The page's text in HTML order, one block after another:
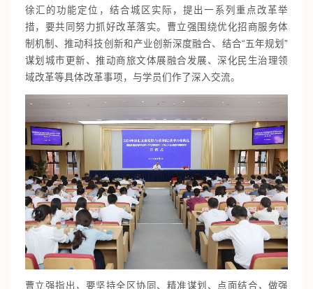
徐汇的功能定位，结合城区实际，提出一系列重点改革举
措，要共同努力抓好改革落实。曹立强围绕优化招商服务体
制机制、推动科技创新和产业创新深度融合、结合“五年规划”
谋划城市更新、推动商旅文体展融合发展、深化民生治理领
域改革等具体改革事项，与学员们作了深入交流。
曹立强指出，要坚持全区协同、精准谋划、点面结合，做强